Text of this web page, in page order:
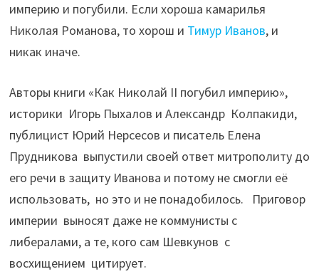
империю и погубили. Если хороша камарилья
Николая Романова, то хорош и Тимур Иванов, и
никак иначе.
Авторы книги «Как Николай II погубил империю»,
историки Игорь Пыхалов и Александр Колпакиди,
публицист Юрий Нерсесов и писатель Елена
Прудникова выпустили своей ответ митрополиту до
его речи в защиту Иванова и потому не смогли её
использовать, но это и не понадобилось. Приговор
империи выносят даже не коммунисты с
либералами, а те, кого сам Шевкунов с
восхищением цитирует.